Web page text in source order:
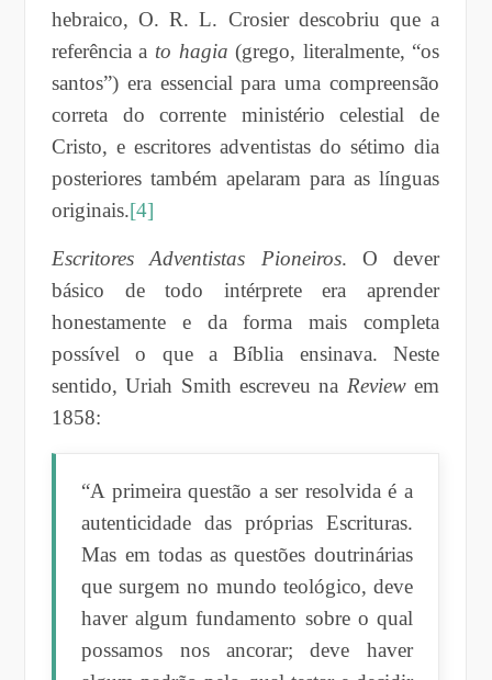
hebraico, O. R. L. Crosier descobriu que a
referência a to hagia (grego, literalmente, “os
santos”) era essencial para uma compreensão
correta do corrente ministério celestial de
Cristo, e escritores adventistas do sétimo dia
posteriores também apelaram para as línguas
originais.[4]
Escritores Adventistas Pioneiros. O dever
básico de todo intérprete era aprender
honestamente e da forma mais completa
possível o que a Bíblia ensinava. Neste
sentido, Uriah Smith escreveu na Reviewem
1858:
“A primeira questão a ser resolvida é a
autenticidade das próprias Escrituras.
Mas em todas as questões doutrinárias
que surgem no mundo teológico, deve
haver algum fundamento sobre o qual
possamos nos ancorar; deve haver